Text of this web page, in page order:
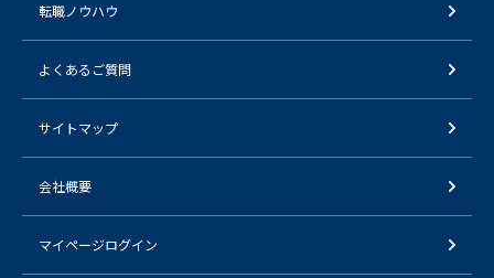
転職ノウハウ
よくあるご質問
サイトマップ
会社概要
マイページログイン